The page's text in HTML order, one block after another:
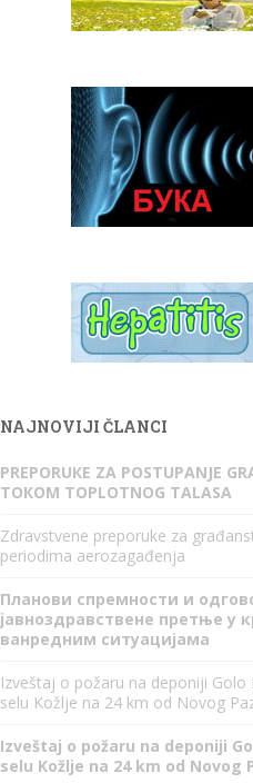
NAJNOVIJI ČLANCI
PREPORUКE ZA POSTUPANJE
TOКOM TOPLOTNOG TALASA
Zdravstvene preporuke za
periodima aerozagađenja
Планови спремности и
јавноздравствене претње у
ванредним ситуацијама
Izveštaj o požaru na deponiji Golo
selu Kožlje na 24 km od Novog
Izveštaj o požaru na deponiji
selu Kožlje na 24 km od Novog